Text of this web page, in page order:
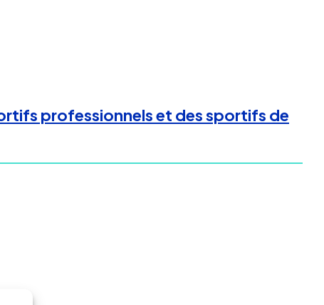
professionnels et des sportifs de